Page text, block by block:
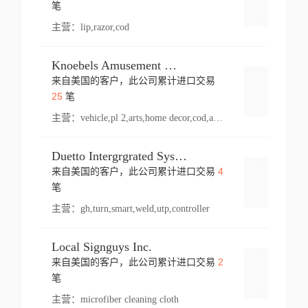
笔
主营： lip,razor,cod
Knoebels Amusement Resort
来自美国的客户，此公司累计进口交易
25笔
主营： vehicle,pl 2,arts,home decor,cod,amusement ride,sea
Duetto Intergrgrated Systems Inc.
来自美国的客户，此公司累计进口交易 4
笔
主营： gh,turn,smart,weld,utp,controller
Local Signguys Inc.
来自美国的客户，此公司累计进口交易 2
笔
主营： microfiber cleaning cloth